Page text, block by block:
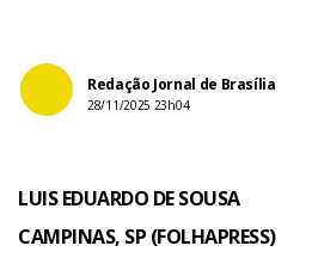
Redação Jornal de Brasília
28/11/2025 23h04
LUIS EDUARDO DE SOUSA
CAMPINAS, SP (FOLHAPRESS)